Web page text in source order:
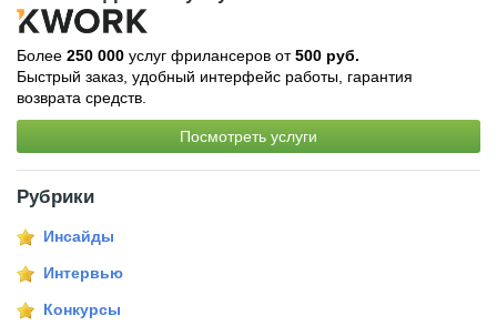
Более 250 000 услуг фрилансеров от500 руб.
Быстрый заказ, удобный интерфейс работы, гарантия
возврата средств.
Посмотреть услуги
Рубрики
Инсайды
Интервью
Конкурсы